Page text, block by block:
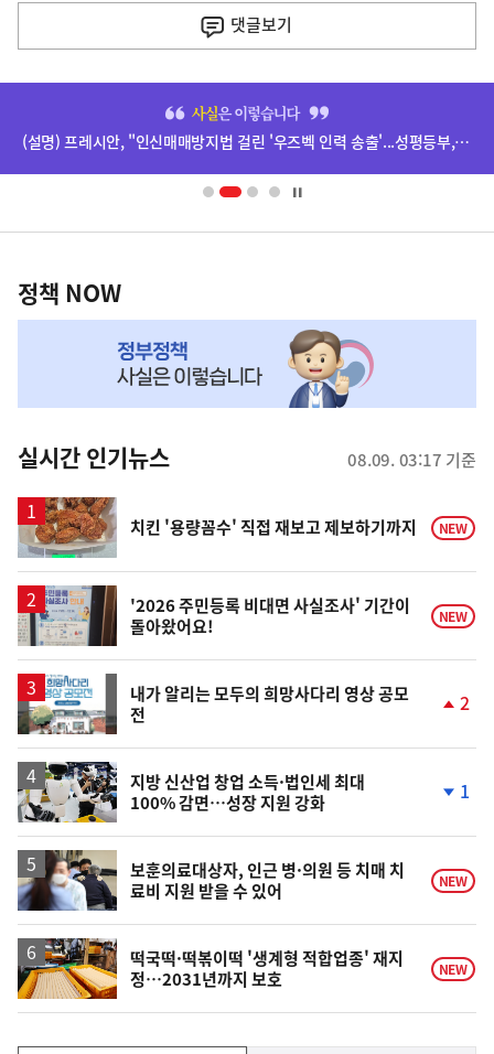
다
음
기
사
댓글보기
배
영
(설명) 프레시안, "인신매매방지법 걸린 '우즈벡 인력 송출'...성평등부,노동·법무부에 개선 요청" 관련
책
NOW,
뉴
스
정책 NOW
실시간 인기뉴스 08.09. 03:17 기준
치킨 '용량꼼수' 직접 재보고 제보하기까지 NEW
'2026 주민등록 비대면 사실조사' 기간이
돌아왔어요!
NEW
내가 알리는 모두의 희망사다리 영상 공모
전
계
2
지방 신산업 창업 소득·법인세 최대
100% 감면…성장 지원 강화
계
락
1
보훈의료대상자, 인근 병·의원 등 치매 치
료비 지원 받을 수 있어
NEW
떡국떡·떡볶이떡 '생계형 적합업종' 재지
정…2031년까지 보호
NEW